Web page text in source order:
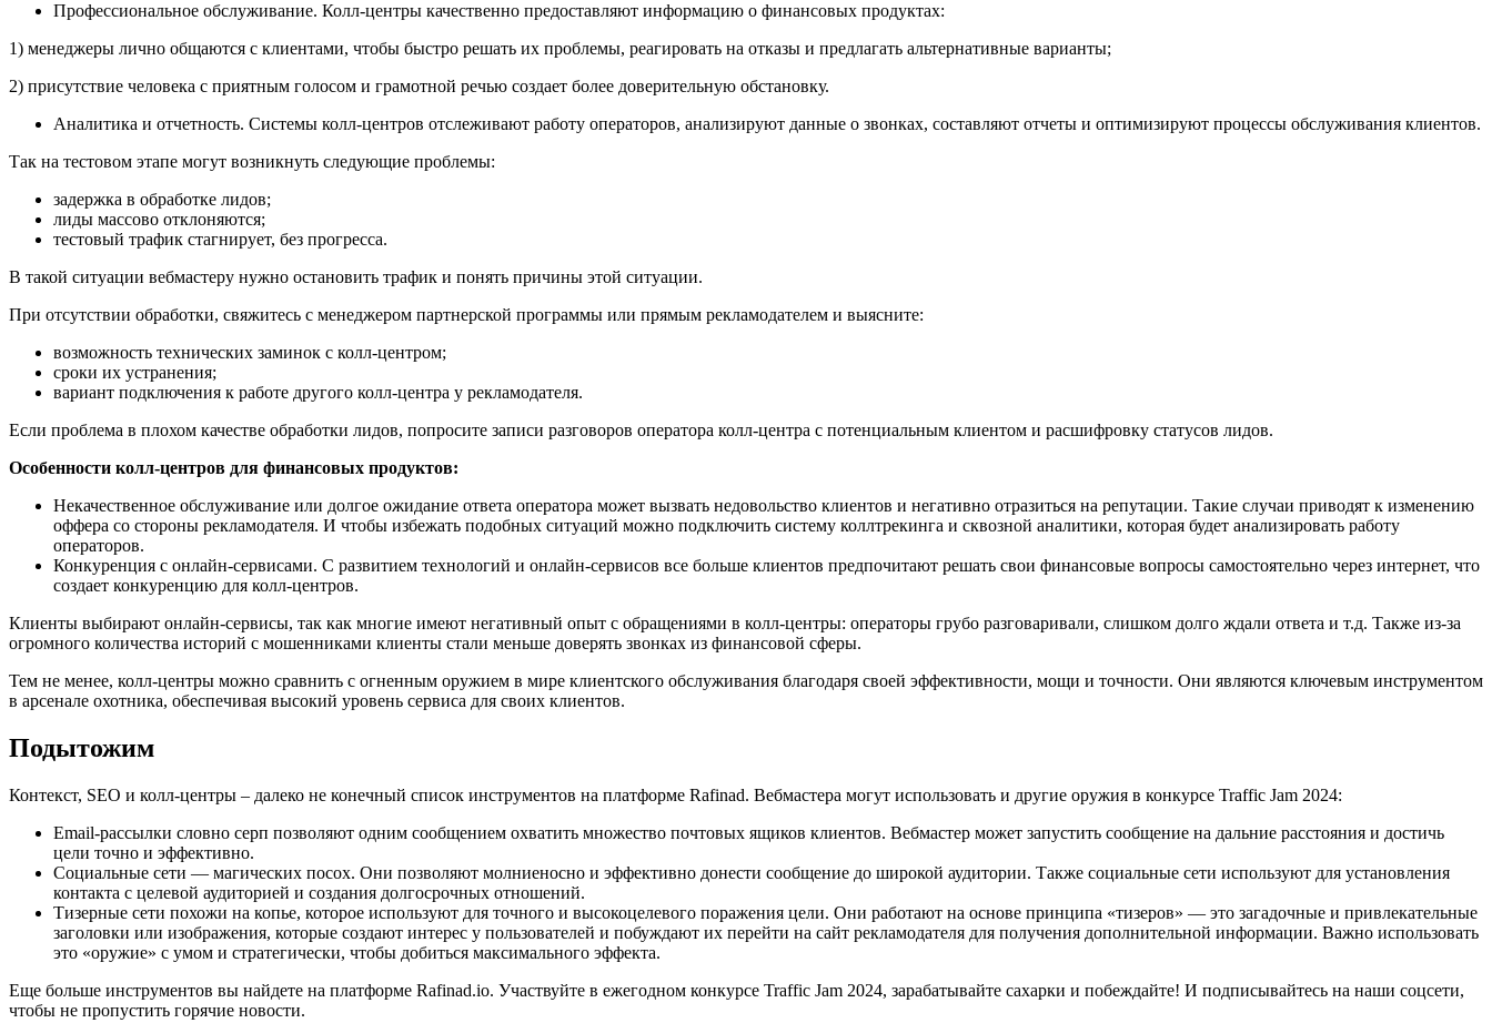
Профессиональное обслуживание. Колл-центры качественно предоставляют информацию о финансовых продуктах:
1) менеджеры лично общаются с клиентами, чтобы быстро решать их проблемы, реагировать на отказы и предлагать альтернативные варианты;
2) присутствие человека с приятным голосом и грамотной речью создает более доверительную обстановку.
Аналитика и отчетность. Системы колл-центров отслеживают работу операторов, анализируют данные о звонках, составляют отчеты и оптимизируют процессы обслуживания клиентов.
Так на тестовом этапе могут возникнуть следующие проблемы:
задержка в обработке лидов;
лиды массово отклоняются;
тестовый трафик стагнирует, без прогресса.
В такой ситуации вебмастеру нужно остановить трафик и понять причины этой ситуации.
При отсутствии обработки, свяжитесь с менеджером партнерской программы или прямым рекламодателем и выясните:
возможность технических заминок с колл-центром;
сроки их устранения;
вариант подключения к работе другого колл-центра у рекламодателя.
Если проблема в плохом качестве обработки лидов, попросите записи разговоров оператора колл-центра с потенциальным клиентом и расшифровку статусов лидов.
Особенности колл-центров для финансовых продуктов:
Некачественное обслуживание или долгое ожидание ответа оператора может вызвать недовольство клиентов и негативно отразиться на репутации. Такие случаи приводят к изменению
оффера со стороны рекламодателя. И чтобы избежать подобных ситуаций можно подключить систему коллтрекинга и сквозной аналитики, которая будет анализировать работу
операторов.
Конкуренция с онлайн-сервисами. С развитием технологий и онлайн-сервисов все больше клиентов предпочитают решать свои финансовые вопросы самостоятельно через интернет, что
создает конкуренцию для колл-центров.
Клиенты выбирают онлайн-сервисы, так как многие имеют негативный опыт с обращениями в колл-центры: операторы грубо разговаривали, слишком долго ждали ответа и т.д. Также из-за
огромного количества историй с мошенниками клиенты стали меньше доверять звонках из финансовой сферы.
Тем не менее, колл-центры можно сравнить с огненным оружием в мире клиентского обслуживания благодаря своей эффективности, мощи и точности. Они являются ключевым инструментом
в арсенале охотника, обеспечивая высокий уровень сервиса для своих клиентов.
Подытожим
Контекст, SEO и колл-центры – далеко не конечный список инструментов на платформе Rafinad. Вебмастера могут использовать и другие оружия в конкурсе Traffic Jam 2024:
Email-рассылки словно серп позволяют одним сообщением охватить множество почтовых ящиков клиентов. Вебмастер может запустить сообщение на дальние расстояния и достичь
цели точно и эффективно.
Социальные сети — магических посох. Они позволяют молниеносно и эффективно донести сообщение до широкой аудитории. Также социальные сети используют для установления
контакта с целевой аудиторией и создания долгосрочных отношений.
Тизерные сети похожи на копье, которое используют для точного и высокоцелевого поражения цели. Они работают на основе принципа «тизеров» — это загадочные и привлекательные
заголовки или изображения, которые создают интерес у пользователей и побуждают их перейти на сайт рекламодателя для получения дополнительной информации. Важно использовать
это «оружие» с умом и стратегически, чтобы добиться максимального эффекта.
Еще больше инструментов вы найдете на платформе Rafinad.io. Участвуйте в ежегодном конкурсе Traffic Jam 2024, зарабатывайте сахарки и побеждайте! И подписывайтесь на наши соцсети,
чтобы не пропустить горячие новости.